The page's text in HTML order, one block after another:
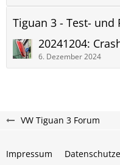
Tiguan 3 - Test- und
6. Dezember 2024
VW Tiguan 3 Forum
Impressum